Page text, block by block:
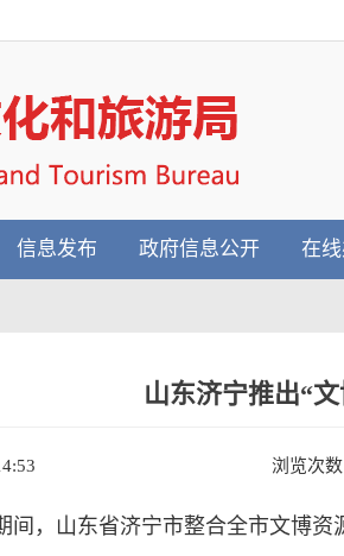
信息发布 政府信息公开 在
山东济宁推出“
浏览次数
间，山东省济宁市整合全市文博